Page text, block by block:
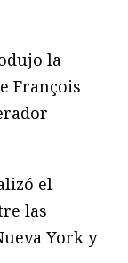
la
François
el
las
York y